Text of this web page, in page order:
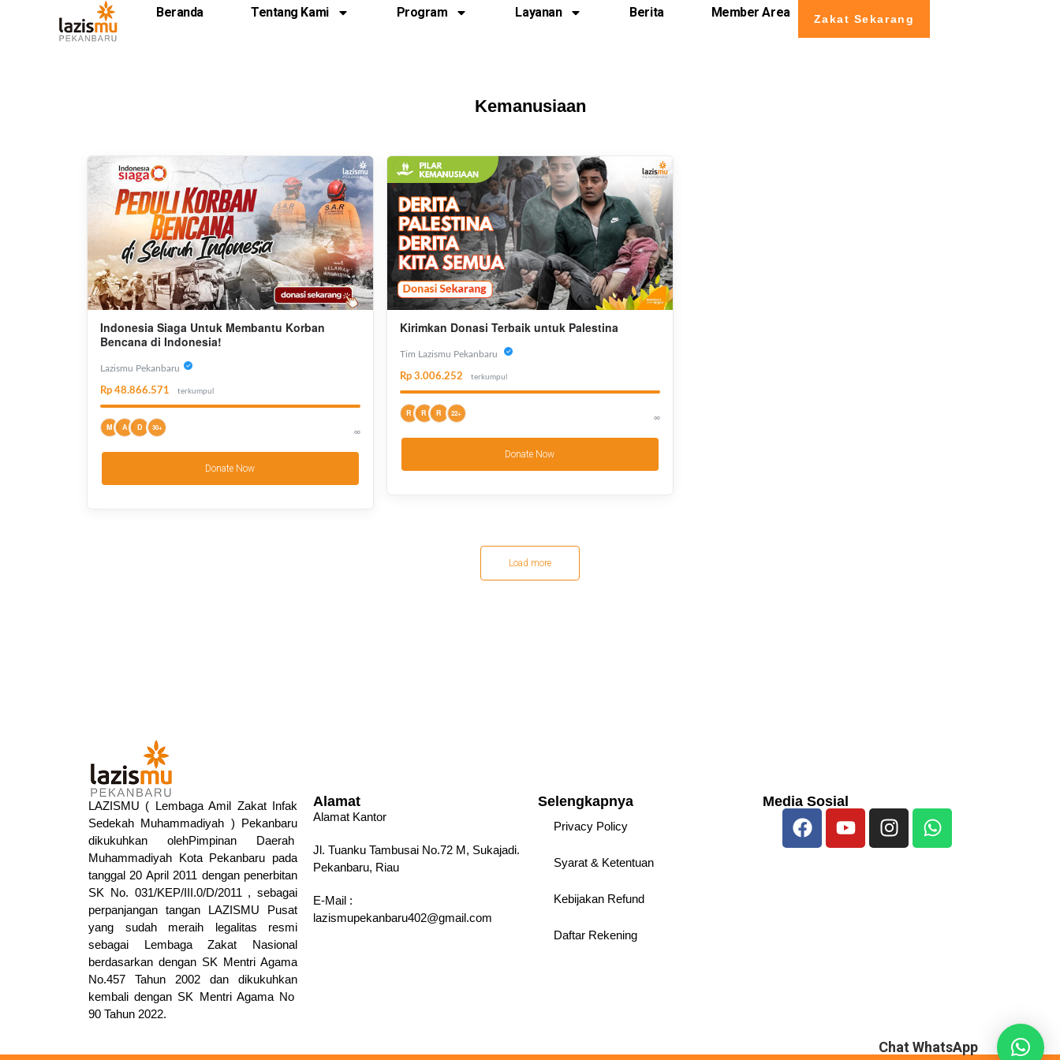
Beranda Tentang Kami Program Layanan Berita Member Area Zakat Sekarang
Kemanusiaan
Indonesia Siaga Untuk Membantu Korban
Bencana di Indonesia!
Lazismu Pekanbaru
Rp 48.866.571 terkumpul
M A D 30+ ∞
Donate Now
Kirimkan Donasi Terbaik untuk Palestina
Tim Lazismu Pekanbaru
Rp 3.006.252 terkumpul
R R R 22+ ∞
Donate Now
Load more
LAZISMU ( Lembaga Amil Zakat Infak
Sedekah Muhammadiyah ) Pekanbaru
dikukuhkan olehPimpinan Daerah
Muhammadiyah Kota Pekanbaru pada
tanggal 20 April 2011 dengan penerbitan
SK No. 031/KEP/III.0/D/2011 , sebagai
perpanjangan tangan LAZISMU Pusat
yang sudah meraih legalitas resmi
sebagai Lembaga Zakat Nasional
berdasarkan dengan SK Mentri Agama
No.457 Tahun 2002 dan dikukuhkan
kembali dengan SK Mentri Agama No
90 Tahun 2022.
Alamat
Alamat Kantor
Jl. Tuanku Tambusai No.72 M, Sukajadi.
Pekanbaru, Riau
E-Mail :
lazismupekanbaru402@gmail.com
Selengkapnya
Privacy Policy
Syarat & Ketentuan
Kebijakan Refund
Daftar Rekening
Media Sosial
Chat WhatsApp